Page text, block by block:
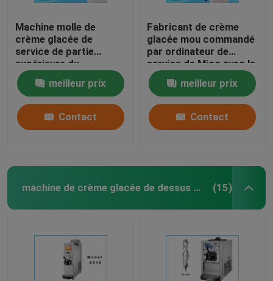
Machine molle de
crème glacée de
service de partie
supérieure du
comptoir, mini machine
de fabricant de crème
glacée de saveur
simple
meilleur prix
Contact
Fabricant de crème
glacée mou commandé
par ordinateur de
service de Mico avec le
compresseur de l'Italie
meilleur prix
Contact
machine de crème glacée de dessus de table (15)